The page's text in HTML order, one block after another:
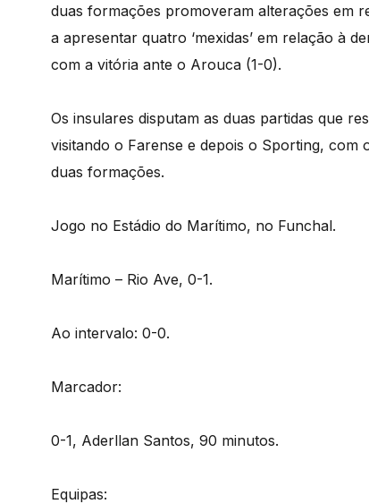
duas formações promoveram alterações em
a apresentar quatro ‘mexidas’ em relação à
com a vitória ante o Arouca (1-0).
Os insulares disputam as duas partidas que
visitando o Farense e depois o Sporting,
duas formações.
Jogo no Estádio do Marítimo, no Funchal.
Marítimo – Rio Ave, 0-1.
Ao intervalo: 0-0.
Marcador:
0-1, Aderllan Santos, 90 minutos.
Equipas: